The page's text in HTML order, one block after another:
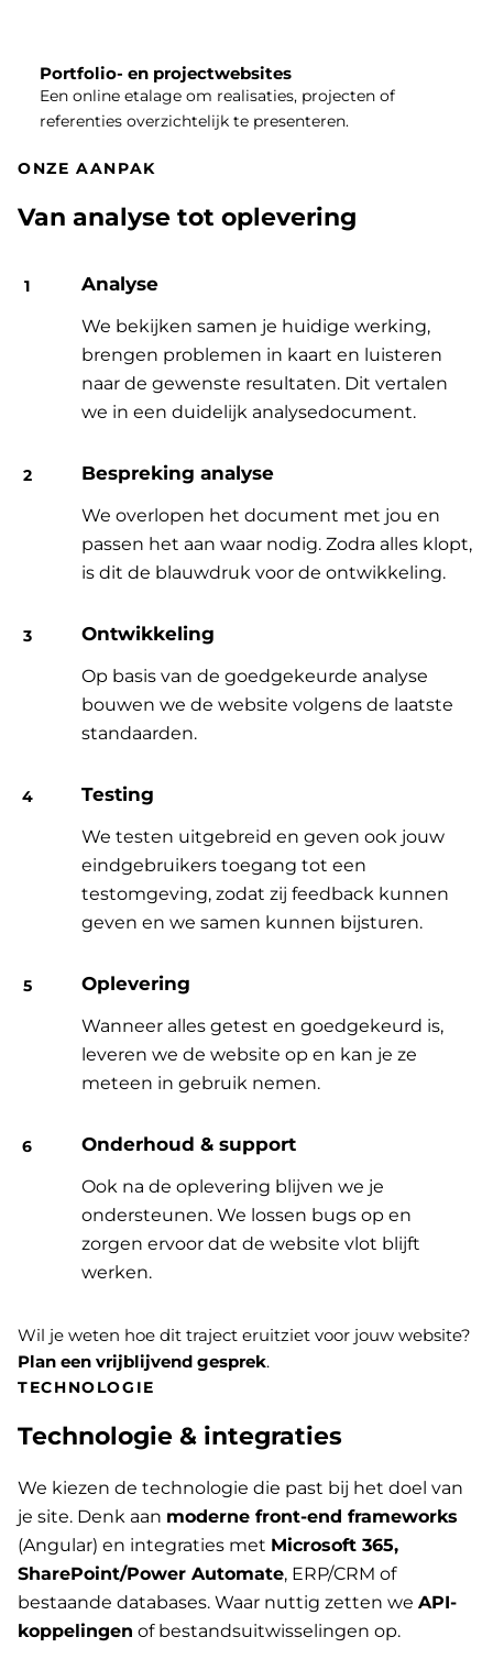
Portfolio- en projectwebsites
Een online etalage om realisaties, projecten of
referenties overzichtelijk te presenteren.
ONZE AANPAK
Van analyse tot oplevering
Analyse
We bekijken samen je huidige werking,
brengen problemen in kaart en luisteren
naar de gewenste resultaten. Dit vertalen
we in een duidelijk analysedocument.
Bespreking analyse
We overlopen het document met jou en
passen het aan waar nodig. Zodra alles klopt,
is dit de blauwdruk voor de ontwikkeling.
Ontwikkeling
Op basis van de goedgekeurde analyse
bouwen we de website volgens de laatste
standaarden.
Testing
We testen uitgebreid en geven ook jouw
eindgebruikers toegang tot een
testomgeving, zodat zij feedback kunnen
geven en we samen kunnen bijsturen.
Oplevering
Wanneer alles getest en goedgekeurd is,
leveren we de website op en kan je ze
meteen in gebruik nemen.
Onderhoud & support
Ook na de oplevering blijven we je
ondersteunen. We lossen bugs op en
zorgen ervoor dat de website vlot blijft
werken.
Wil je weten hoe dit traject eruitziet voor jouw website?
Plan een vrijblijvend gesprek.
TECHNOLOGIE
Technologie & integraties
We kiezen de technologie die past bij het doel van
je site. Denk aan moderne front-end frameworks
(Angular) en integraties met Microsoft 365,
SharePoint/Power Automate, ERP/CRM of
bestaande databases. Waar nuttig zetten we API-
koppelingen of bestandsuitwisselingen op.